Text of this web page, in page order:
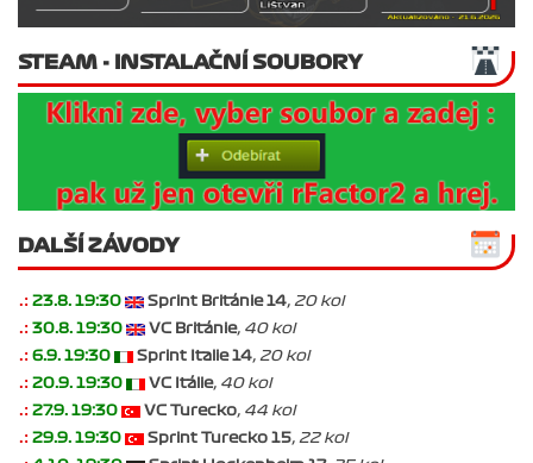
STEAM - INSTALAČNÍ SOUBORY
DALŠÍ ZÁVODY
.: 23.8. 19:30 Sprint Británie 14, 20 kol
.: 30.8. 19:30 VC Británie, 40 kol
.: 6.9. 19:30 Sprint Italie 14, 20 kol
.: 20.9. 19:30 VC Itálie, 40 kol
.: 27.9. 19:30 VC Turecko, 44 kol
.: 29.9. 19:30 Sprint Turecko 15, 22 kol